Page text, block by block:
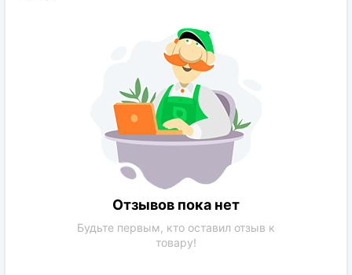
Требования к грунту:
обычная почва,чернозем
Отзывов пока нет
Будьте первым, кто оставил отзыв к
товару!